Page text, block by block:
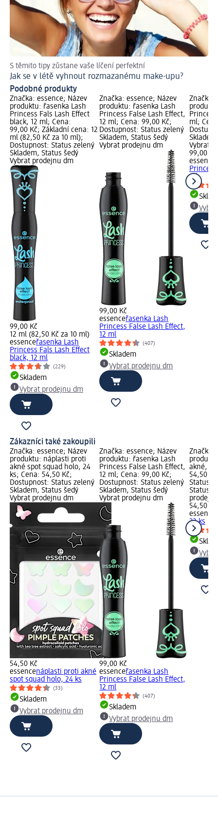
S těmito tipy zůstane vaše líčení perfektní
Jak se v létě vyhnout rozmazanému make-upu?
Podobné produkty
Značka: essence; Název
produktu: řasenka Lash
Princess Fals Lash Effect
black, 12 ml; Cena:
99,00 Kč; Základní cena: 12
ml (82,50 Kč za 10 ml);
Dostupnost: Status zelený
Skladem, Status šedý
Vybrat prodejnu dm
99,00 Kč
12 ml (82,50 Kč za 10 ml)
essenceřasenka Lash
Princess Fals Lash Effect
black, 12 ml
(229)
Skladem
Vybrat prodejnu dm
Značka: essence; Název
produktu: řasenka Lash
Princess False Lash Effect,
12 ml; Cena: 99,00 Kč;
Dostupnost: Status zelený
Skladem, Status šedý
Vybrat prodejnu dm
99,00 Kč
essenceřasenka Lash
Princess False Lash Effect,
12 ml
(407)
Skladem
Vybrat prodejnu dm
Značka:
ml;
Vybrat
99,00 Kč
essence
ml
Zákazníci také zakoupili
Značka: essence; Název
produktu: náplasti proti
akné spot squad holo, 24
ks; Cena: 54,50 Kč;
Dostupnost: Status zelený
Skladem, Status šedý
Vybrat prodejnu dm
54,50 Kč
essencenáplasti proti akné
spot squad holo, 24 ks
(33)
Skladem
Vybrat prodejnu dm
Značka: essence; Název
produktu: řasenka Lash
Princess False Lash Effect,
12 ml; Cena: 99,00 Kč;
Dostupnost: Status zelený
Skladem, Status šedý
Vybrat prodejnu dm
99,00 Kč
essenceřasenka Lash
Princess False Lash Effect,
12 ml
(407)
Skladem
Vybrat prodejnu dm
Značka:
akné,
54,50
Status
Status
54,50 Kč
essence
32 ks